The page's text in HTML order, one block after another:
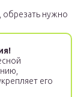
обрезать нужно
его